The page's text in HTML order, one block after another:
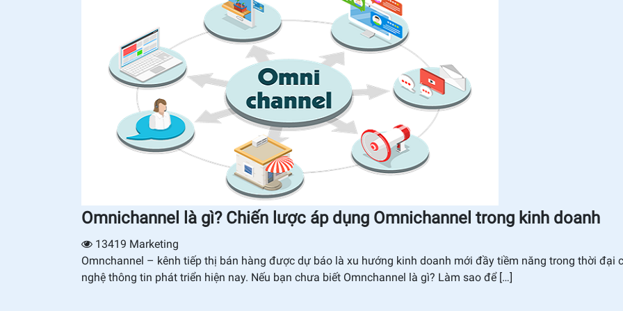
Omnichannel là gì? Chiến lược áp dụng Omnichannel trong kinh doanh
13419 Marketing
Omnchannel – kênh tiếp thị bán hàng được dự báo là xu hướng kinh doanh mới đầy tiềm năng trong thời đại
nghệ thông tin phát triển hiện nay. Nếu bạn chưa biết Omnchannel là gì? Làm sao để […]